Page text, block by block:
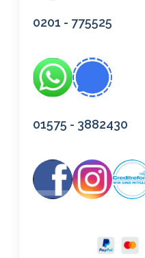
0201 - 775525
01575 - 3882430